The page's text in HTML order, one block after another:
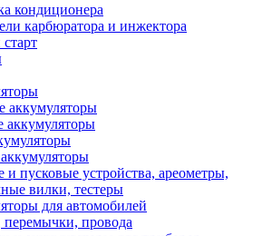
кондиционера
карбюратора и инжектора
аккумуляторы
аккумуляторы
и пусковые устройства, ареометры,
вилки, тестеры
для автомобилей
провода